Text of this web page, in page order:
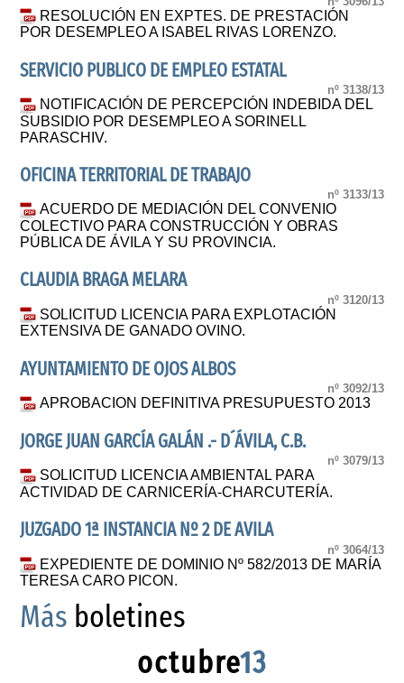
RESOLUCIÓN EN EXPTES. DE PRESTACIÓN
POR DESEMPLEO A ISABEL RIVAS LORENZO.
SERVICIO PUBLICO DE EMPLEO ESTATAL
nº 3138/13
NOTIFICACIÓN DE PERCEPCIÓN INDEBIDA DEL
SUBSIDIO POR DESEMPLEO A SORINELL
PARASCHIV.
OFICINA TERRITORIAL DE TRABAJO
nº 3133/13
ACUERDO DE MEDIACIÓN DEL CONVENIO
COLECTIVO PARA CONSTRUCCIÓN Y OBRAS
PÚBLICA DE ÁVILA Y SU PROVINCIA.
CLAUDIA BRAGA MELARA
nº 3120/13
SOLICITUD LICENCIA PARA EXPLOTACIÓN
EXTENSIVA DE GANADO OVINO.
AYUNTAMIENTO DE OJOS ALBOS
nº 3092/13
APROBACION DEFINITIVA PRESUPUESTO 2013
JORGE JUAN GARCÍA GALÁN .- D´ÁVILA, C.B.
nº 3079/13
SOLICITUD LICENCIA AMBIENTAL PARA
ACTIVIDAD DE CARNICERÍA-CHARCUTERÍA.
JUZGADO 1ª INSTANCIA Nº 2 DE AVILA
nº 3064/13
EXPEDIENTE DE DOMINIO Nº 582/2013 DE MARÍA
TERESA CARO PICON.
Más boletines
octubre13